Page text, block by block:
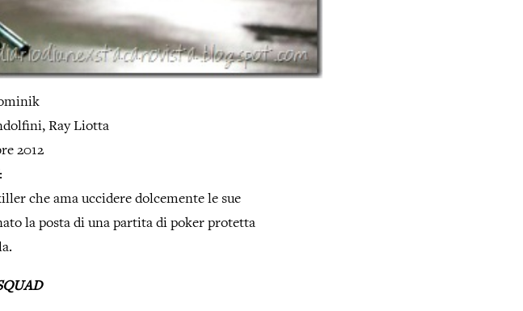
Ray Liotta
2012
:
che ama uccidere dolcemente le sue
la posta di una partita di poker protetta